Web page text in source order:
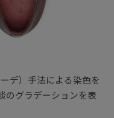
デ）手法による染色を
のグラデーションを表